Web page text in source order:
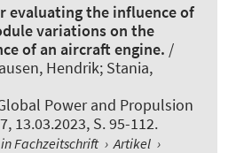
evaluating the influence of
variations on the
of an aircraft engine. /
Hendrik; Stania,
Power and Propulsion
13.03.2023, S. 95-112.
Fachzeitschrift › Artikel ›